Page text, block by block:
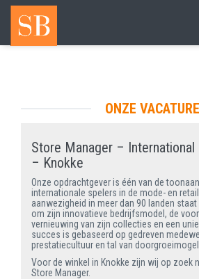
Skip
main
ONZE
Store Manager – International
– Knokke
Onze opdrachtgever is één van de
internationale spelers in de mode- en
aanwezigheid in meer dan 90 landen
om zijn innovatieve bedrijfsmodel, de
vernieuwing van zijn collecties en een
succes is gebaseerd op gedreven
prestatiecultuur en tal van
Voor de winkel in Knokke zijn wij op zoek
Store Manager.